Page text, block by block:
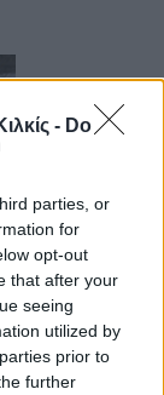
- Do
parties, or
for
opt-out
that after your
seeing
utilized by
prior to
further